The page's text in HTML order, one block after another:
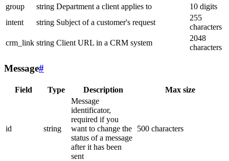
group
string Department a client applies to
10 digits
intent
string Subject of a customer's request
255
characters
crm_link string Client URL in a CRM system
2048
characters
Message#
Field Type Description Max size
id string
Message
identificator,
required if you
want to change the
status of a message
after it has been
sent
500 characters